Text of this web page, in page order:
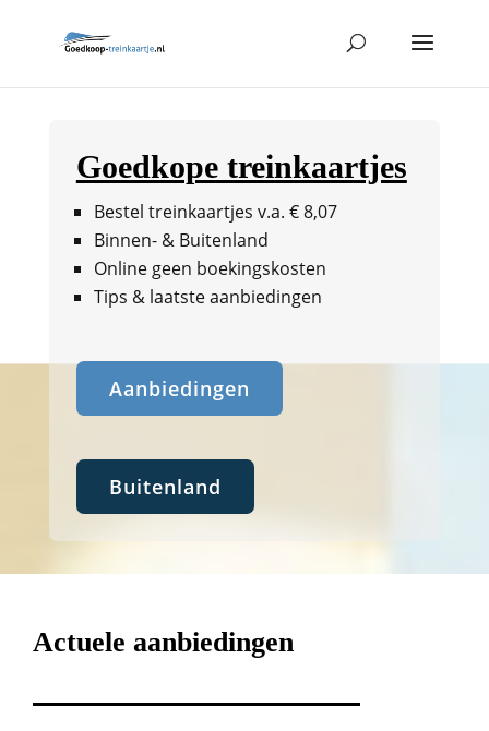
Goedkope treinkaartjes
Bestel treinkaartjes v.a. € 8,07
Binnen- & Buitenland
Online geen boekingskosten
Tips & laatste aanbiedingen
Aanbiedingen
Buitenland
Actuele aanbiedingen